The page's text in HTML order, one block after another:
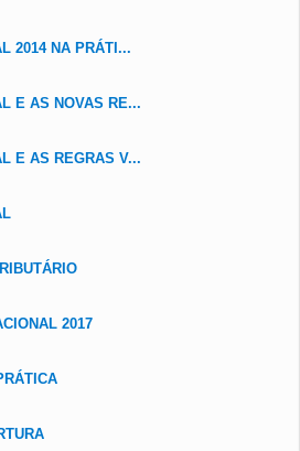
2014 NA PRÁTI...
E AS NOVAS RE...
E AS REGRAS V...
2017